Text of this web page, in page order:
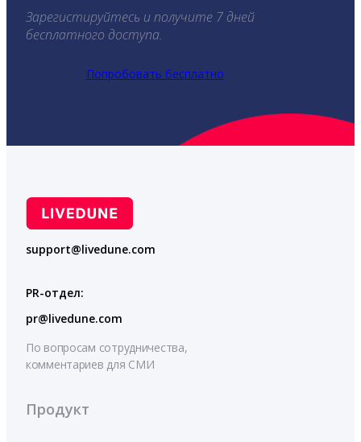
Зарегистируйтесь и получите 7 дней
бесплатного доступа.
Попробовать бесплатно
support@livedune.com
PR-отдел:
pr@livedune.com
По вопросам сотрудничества,
комментариев для СМИ
Продукт